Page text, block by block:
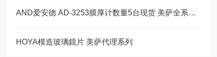
AND爱安德 AD-3253膜厚计数量5台现货 美萨全系列代理
HOYA模造玻璃鏡片 美萨代理系列